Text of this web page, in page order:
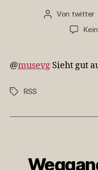
Beitragsautor
Von twitter
@musevg Sieht gut
Schlagwörter
RSS